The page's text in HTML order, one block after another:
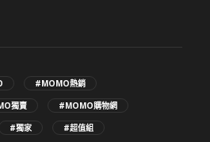
#MOMO熱銷
獨賣
#MOMO購物網
#獨家 #超值組